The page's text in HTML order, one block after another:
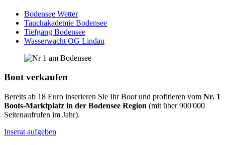
Bodensee Wetter
Tauchakademie Bodensee
Tiefgang Bodensee
Wasserwacht OG Lindau
Boot verkaufen
Bereits ab 18 Euro inserieren Sie Ihr Boot und profitieren vom Nr. 1
Boots-Marktplatz in der Bodensee Region (mit über 900'000
Seitenaufrufen im Jahr).
Inserat aufgeben